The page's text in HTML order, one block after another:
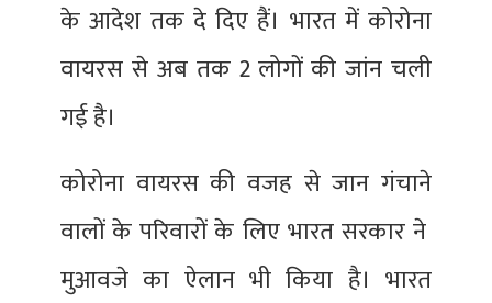
के आदेश तक दे दिए हैं। भारत में कोरोना
वायरस से अब तक 2 लोगों की जांन चली
गई है।
कोरोना वायरस की वजह से जान गंचाने
वालों के परिवारों के लिए भारत सरकार ने
मुआवजे का ऐलान भी किया है। भारत